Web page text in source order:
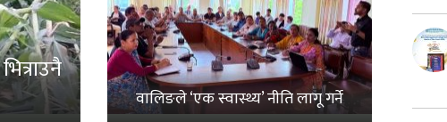
वालिङले ‘एक स्वास्थ्य’ नीति लागू गर्ने